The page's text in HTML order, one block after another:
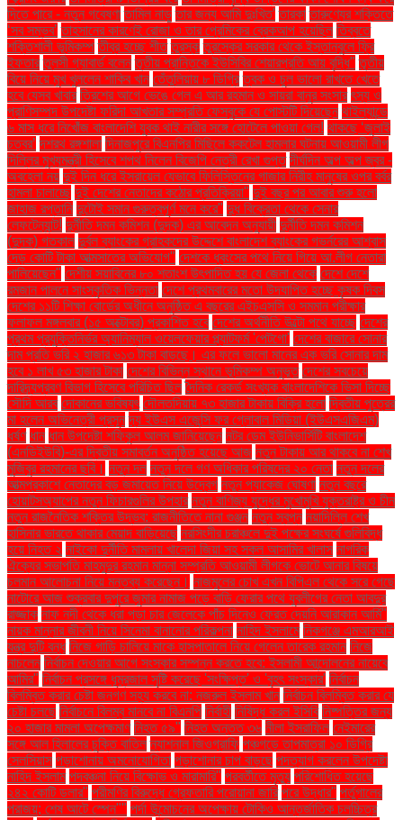
দিতে পারে - নতুন গবেষণা তামিল নাড়ু তার জন্য আমি দুঃখিত' তারকা তারুণ্যের শক্তিতে
‘সব সম্ভব’ তাহসানের কারণেই রোজা ও তার প্রেমিকের ব্রেকআপ হয়েছিল তিব্বতে
শক্তিশালী ভূমিকম্প তীব্র হচ্ছে শীত তুরস্ক তুরস্কের সরকার থেকে ইস্তানবুলে ফ্রি
ইফতার তুলসী গ্যাবার্ড বলেন তৃতীয় প্রান্তিকে ইউসিবির শেয়ারপ্রতি আয় বৃদ্ধি" তৃতীয়
বিয়ে নিয়ে মুখ খুললেন শাকিব খান তেঁতুলিয়ায় ৮ ডিগ্রি ত্বক ও চুল ভালো রাখতে খেতে
হবে যেসব খাবার ত্রিশের আগে ভেঙে গেল এ আর রহমান ও সায়রা বানুর সংসার ৎস্য ও
প্রাণিসম্পদ উপদেষ্টা ফরিদা আখতার সম্প্রতি ফেসবুকে যে পোস্টটি দিয়েছেন থাইল্যান্ডে
৬ মাস ধরে নিখোঁজ বাংলাদেশি যুবক থাই নারীর সঙ্গে হোটেলে পাওয়া গেল! থাকছে ‘জুলাই
চত্বর’ দশরথ রঙ্গশালা দিনাজপুরে বিএনপির মিছিলে ককটেল হামলার ঘটনায় আওয়ামী লীগ
দিল্লির মুখ্যমন্ত্রী হিসেবে শপথ নিলেন বিজেপি নেত্রী রেখা গুপ্ত দীর্ঘদিন অল্প অল্প জ্বর -
অবহেলা নয় দুই দিন ধরে ইসরায়েল যেভাবে ফিলিস্তিনের গাজার নিরীহ মানুষের ওপর বর্বর
হামলা চালাচ্ছে দুই দেশের নেতাদের কঠোর প্রতিক্রিয়া" দুই বছর পর আবার শুরু হলো
জাহাজ রপ্তানি দুটোই সমান গুরুত্বপূর্ণ মনে করে" দুধ বিক্রেতা থেকে সেনার
লেফটেন্যান্ট! দুর্নীতি দমন কমিশন (দুদক) এর আবেদন অনুযায়ী দুর্নীতি দমন কমিশন
(দুদক) গতকাল দুর্বল ব্যাংকের গ্রাহকদের উদ্দেশে বাংলাদেশ ব্যাংকের গভর্নরের আশ্বাস
দেড় কোটি টাকা আত্মসাতের অভিযোগ" দেশকে ধ্বংসের পথে নিয়ে গিয়ে আ.লীগ নেতারা
পালিয়েছেন" দেশীয় সয়াবিনের ৮০ শতাংশ উৎপাদিত হয় যে জেলা থেকে দেশে দেশে
রমজান পালনে সাংস্কৃতিক ভিন্নতা দেশে প্রথমবারের মতো উদযাপিত হচ্ছে কৃষক দিবস
দেশের ১১টি শিক্ষা বোর্ডের অধীনে অনুষ্ঠিত এ বছরের এইচএসসি ও সমমান পরীক্ষার
ফলাফল মঙ্গলবার (১৫ অক্টোবর) প্রকাশিত হবে দেশের অর্থনীতি উল্টো পথে যাচ্ছে দেশের
প্রথম প্রযুক্তিনির্ভর অ্যানিম্যাল ওয়েলফেয়ার প্ল্যাটফর্ম 'পেটগো' দেশের বাজারে সোনার
দাম প্রতি ভরি ২ হাজার ৬১৩ টাকা বাড়ছে। এর ফলে ভালো মানের এক ভরি সোনার দাম
হবে ১ লাখ ৫৩ হাজার টাকা দেশের বিভিন্ন স্থানে ভূমিকম্প অনুভূত দেশের সবচেয়ে
দারিদ্র্যপ্রবণ বিভাগ হিসেবে পরিচিত ছিল দৈনিক রেকর্ড সংখ্যক বাংলাদেশিকে ভিসা দিচ্ছে
সৌদি আরব দোকানের ভবিষ্যৎ দৌলতদিয়ায় ৭৩ হাজার টাকায় বিক্রি হলো দ্বিতীয় পুত্রের
মা হলেন অভিনেত্রী প্রসূন দ্য ইউএস এজেন্সি ফর গ্লোবাল মিডিয়া (ইউএসএজিএম)
ধর্ষণ ধান ধান উপদেষ্টা শফিকুল আলম জানিয়েছেন নটর ডেম ইউনিভার্সিটি বাংলাদেশ
(এনডিইউবি)-এর দ্বিতীয় সমাবর্তন অনুষ্ঠিত হয়েছে আজ নতুন টাকায় আর থাকবে না শেখ
মুজিবুর রহমানের ছবি। নতুন দল নতুন দলে গণ অধিকার পরিষদের ২০ নেতা নতুন দলের
আত্মপ্রকাশে নেতাদের বড় জমায়েত নিয়ে উদ্বেগ নতুন প্যাকেজ ঘোষণা নতুন বছরে
হোয়াটসঅ্যাপের নতুন ফিচারগুলির উপহার নতুন বাণিজ্য যুদ্ধের মুখোমুখি যুক্তরাষ্ট্র ও চীন
নতুন রাজনৈতিক শক্তির উদ্ভব: রাজনীতিতে নানা গুঞ্জন নতুন স্বপ্ন নয়াদিল্লি শেখ
হাসিনার ভারতে থাকার মেয়াদ বাড়িয়েছে নরসিংদীর চরাঞ্চলে দুই পক্ষের সংঘর্ষে গুলিবিদ্ধ
হয়ে নিহত ২ নাইকো দুর্নীতি মামলায় খালেদা জিয়া সহ সকল আসামির খালাস নাগরিক
ঐক্যের সভাপতি মাহমুদুর রহমান মান্না সম্প্রতি আওয়ামী লীগকে ভোটে আনার বিষয়ে
চলমান আলোচনা নিয়ে মন্তব্য করেছেন। নাজমুলের চোখ এখন বিপিএল থেকে সরে গেছে
নাটোরে আজ শুক্রবার দুপুরে জুমার নামাজ পড়ে বাড়ি ফেরার পথে যুবলীগের নেতা আবদুর
রাজ্জাক নাফ নদী থেকে ধরা পড়া চার জেলেকে পাঁচ দিনেও ফেরত দেয়নি আরাকান আর্মি"
নায়ক মান্নার জীবনী নিয়ে সিনেমা বানানোর পরিকল্পনা নাহিদ ইসলামে নিকগঞ্জে এমআরআই
যন্ত্র দুটি বন্ধ নিজে গাড়ি চালিয়ে মাকে হাসপাতালে নিয়ে গেলেন তারেক রহমান নিজে
নাচলেন নির্বাচন দেওয়ার আগে সংস্কার সম্পন্ন করতে হবে: ইসলামী আন্দোলনের নায়েবে
আমির" নির্বাচন প্রসঙ্গে ধূম্রজাল সৃষ্টি করেছে 'সংক্ষিপ্ত' ও 'বৃহৎ সংস্কার' নির্বাচন
বিলম্বিত করার চেষ্টা জনগণ সহ্য করবে না: নজরুল ইসলাম খান নির্বাচন বিলম্বিত করার যে
চেষ্টা চলছে নির্বাচনে বিলম্ব মানবে না বিএনপি নির্বাহী নিষিদ্ধ করল ইসিবি নিষ্পত্তির জন্য
২০ হাজার মামলা অপেক্ষমাণ নিহত ৫৯" নিহত অন্তত ৩৬ নীলা ইসরাফিল নেইমারের
সঙ্গে আল হিলালের চুক্তি বাতিল ন্যাশনাল জিওগ্রাফি পঞ্চগড়ে তাপমাত্রা ১০ ডিগ্রি
সেলসিয়াস পড়াশোনায় অমনোযোগিতা পড়াশোনার চাপ বাড়ছে পদত্যাগ করলেন উপদেষ্টা
নাহিদ ইসলাম পদবঞ্চনা নিয়ে বিক্ষোভ ও মারামারি" পরবর্তীতে মৃত্যু পরিশোধিত হয়েছে
২৪২ কোটি ডলার" পরীমণির বিরুদ্ধে গ্রেফতারি পরোয়ানা জারি পরে উদ্ধার" পর্তুগালের
পরাজয়; শেষ আটে স্পেন"" পর্দা উন্মোচনের অপেক্ষায় টোকিও আন্তর্জাতিক চলচ্চিত্র